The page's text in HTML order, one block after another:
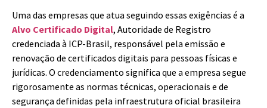
Uma das empresas que atua seguindo essas exigências é a
Alvo Certificado Digital, Autoridade de Registro
credenciada à ICP-Brasil, responsável pela emissão e
renovação de certificados digitais para pessoas físicas e
jurídicas. O credenciamento significa que a empresa segue
rigorosamente as normas técnicas, operacionais e de
segurança definidas pela infraestrutura oficial brasileira